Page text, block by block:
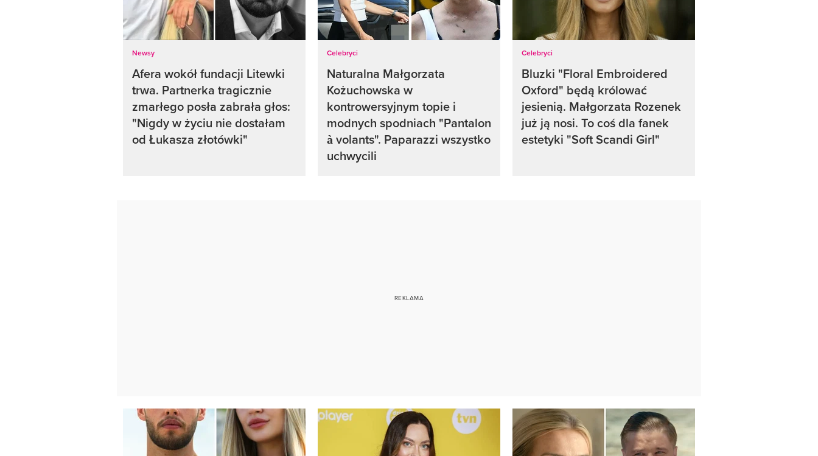
Newsy
Afera wokół fundacji Litewki
trwa. Partnerka tragicznie
zmarłego posła zabrała głos:
"Nigdy w życiu nie dostałam
od Łukasza złotówki"
Celebryci
Naturalna Małgorzata
Kożuchowska w
kontrowersyjnym topie i
modnych spodniach "Pantalon
à volants". Paparazzi wszystko
uchwycili
Celebryci
Bluzki "Floral Embroidered
Oxford" będą królować
jesienią. Małgorzata Rozenek
już ją nosi. To coś dla fanek
estetyki "Soft Scandi Girl"